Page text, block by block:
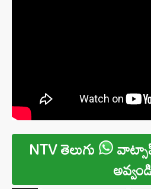
NTV తెలుగు
అవ్వండి